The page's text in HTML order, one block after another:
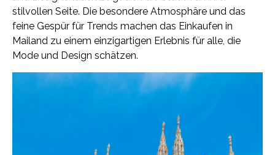
stilvollen Seite. Die besondere Atmosphäre und das
feine Gespür für Trends machen das Einkaufen in
Mailand zu einem einzigartigen Erlebnis für alle, die
Mode und Design schätzen.